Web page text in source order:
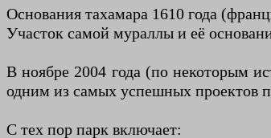
Основания тахамара 1610 года
Участок самой мураллы и её
В ноябре 2004 года (по некоторым
одним из самых успешных проектов
С тех пор парк включает: